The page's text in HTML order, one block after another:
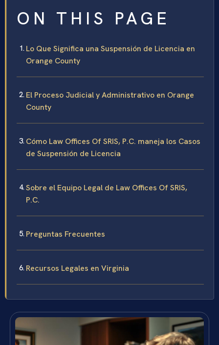
ON THIS PAGE
Lo Que Significa una Suspensión de Licencia en
Orange County
El Proceso Judicial y Administrativo en Orange
County
Cómo Law Offices Of SRIS, P.C. maneja los Casos
de Suspensión de Licencia
Sobre el Equipo Legal de Law Offices Of SRIS,
P.C.
Preguntas Frecuentes
Recursos Legales en Virginia